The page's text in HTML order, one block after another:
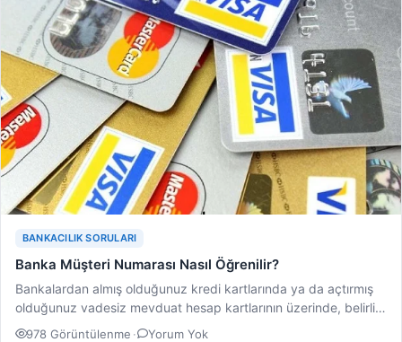
BANKACILIK SORULARI
Banka Müşteri Numarası Nasıl Öğrenilir?
Bankalardan almış olduğunuz kredi kartlarında ya da açtırmış
olduğunuz vadesiz mevduat hesap kartlarının üzerinde, belirli
anlamlar…
978 Görüntülenme · Yorum Yok